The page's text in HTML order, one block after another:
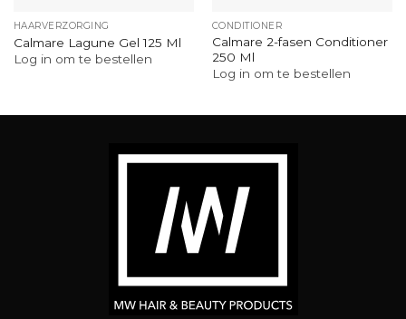
HAARVERZORGING
Calmare Lagune Gel 125 Ml
Log in om te bestellen
CONDITIONER
Calmare 2-fasen Conditioner
250 Ml
Log in om te bestellen